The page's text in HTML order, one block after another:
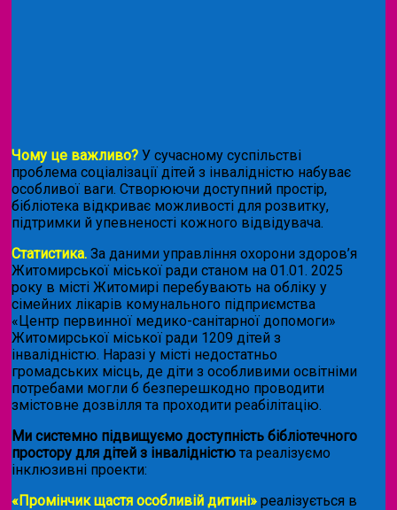
Чому це важливо? У сучасному суспільстві
проблема соціалізації дітей з інвалідністю набуває
особливої ваги. Створюючи доступний простір,
бібліотека відкриває можливості для розвитку,
підтримки й упевненості кожного відвідувача.
Статистика. За даними управління охорони здоров’я
Житомирської міської ради станом на 01.01. 2025
року в місті Житомирі перебувають на обліку у
сімейних лікарів комунального підприємства
«Центр первинної медико-санітарної допомоги»
Житомирської міської ради 1209 дітей з
інвалідністю. Наразі у місті недостатньо
громадських місць, де діти з особливими освітніми
потребами могли б безперешкодно проводити
змістовне дозвілля та проходити реабілітацію.
Ми системно підвищуємо доступність бібліотечного
простору для дітей з інвалідністю та реалізуємо
інклюзивні проекти:
«Промінчик щастя особливій дитині» реалізується в